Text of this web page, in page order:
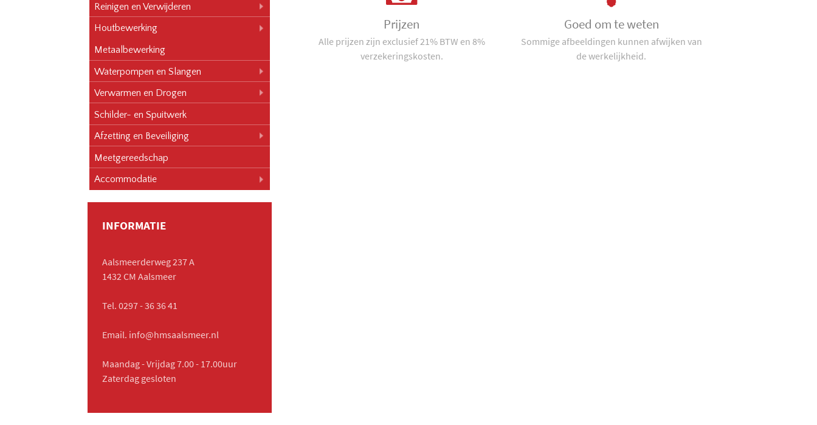
Reinigen en Verwijderen
Houtbewerking
Metaalbewerking
Waterpompen en Slangen
Verwarmen en Drogen
Schilder- en Spuitwerk
Afzetting en Beveiliging
Meetgereedschap
Accommodatie
INFORMATIE
Aalsmeerderweg 237 A
1432 CM Aalsmeer
Tel. 0297 - 36 36 41
Email. info@hmsaalsmeer.nl
Maandag - Vrijdag 7.00 - 17.00uur
Zaterdag gesloten
Prijzen
Alle prijzen zijn exclusief 21% BTW en 8%
verzekeringskosten.
Goed om te weten
Sommige afbeeldingen kunnen afwijken van
de werkelijkheid.